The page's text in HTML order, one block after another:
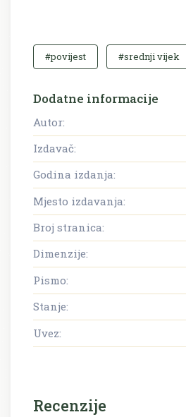
#povijest #srednji vijek
Dodatne informacije
Autor:
Izdavač:
Godina izdanja:
Mjesto izdavanja:
Broj stranica:
Dimenzije:
Pismo:
Stanje:
Uvez:
Recenzije